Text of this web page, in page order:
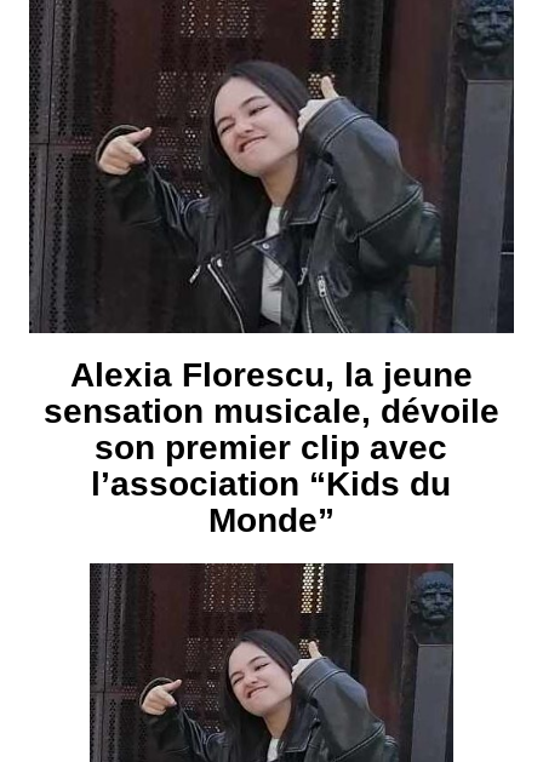
Alexia Florescu, la jeune
sensation musicale, dévoile
son premier clip avec
l’association “Kids du
Monde”